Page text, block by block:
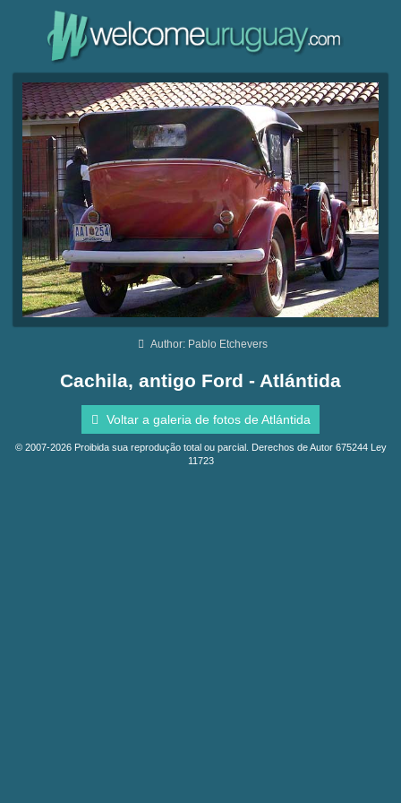
Author: Pablo Etchevers
Cachila, antigo Ford - Atlántida
Voltar a galeria de fotos de Atlántida
© 2007-2026 Proibida sua reprodução total ou parcial. Derechos de Autor 675244 Ley
11723